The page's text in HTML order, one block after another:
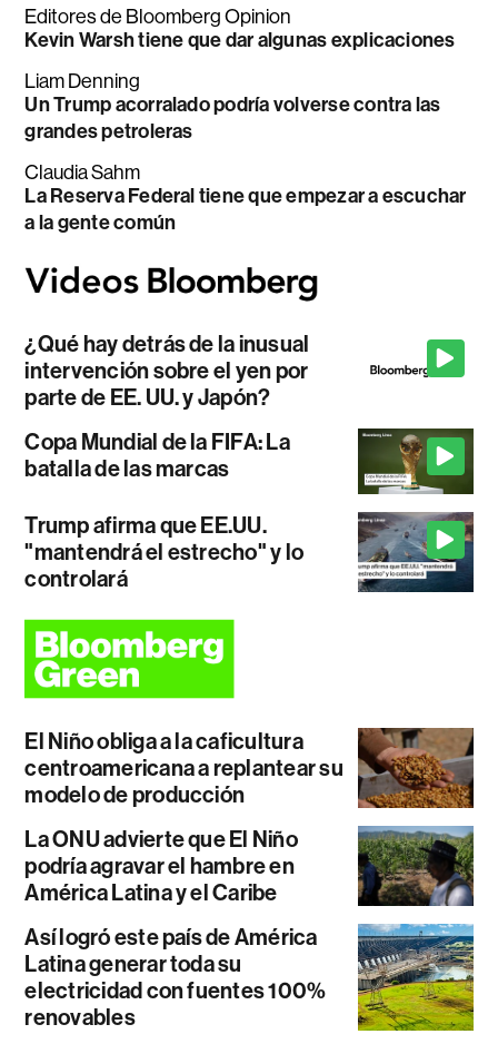
Editores de Bloomberg Opinion
Kevin Warsh tiene que dar algunas explicaciones
Liam Denning
Un Trump acorralado podría volverse contra las
grandes petroleras
Claudia Sahm
La Reserva Federal tiene que empezar a escuchar
a la gente común
¿Qué hay detrás de la inusual
intervención sobre el yen por
parte de EE. UU. y Japón?
Copa Mundial de la FIFA: La
batalla de las marcas
Trump afirma que EE.UU.
"mantendrá el estrecho" y lo
controlará
El Niño obliga a la caficultura
centroamericana a replantear su
modelo de producción
La ONU advierte que El Niño
podría agravar el hambre en
América Latina y el Caribe
Así logró este país de América
Latina generar toda su
electricidad con fuentes 100%
renovables